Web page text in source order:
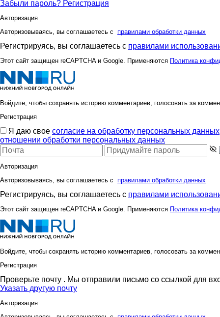
Забыли пароль? Регистрация
Авторизация
Авторизовываясь, вы соглашаетесь с правилами обработки данных
Регистрируясь, вы соглашаетесь с правилами
Этот сайт защищен reCAPTCHA и Google. Применяются Политика
Войдите, чтобы сохранять историю комментариев, голосовать за
Регистрация
Я даю свое согласие на обработку персональных данных
отношении обработки персональных данных
Авторизация
Авторизовываясь, вы соглашаетесь с правилами обработки данных
Регистрируясь, вы соглашаетесь с правилами
Этот сайт защищен reCAPTCHA и Google. Применяются Политика
Войдите, чтобы сохранять историю комментариев, голосовать за
Регистрация
Проверьте почту . Мы отправили письмо со ссылкой для
Указать другую почту
Авторизация